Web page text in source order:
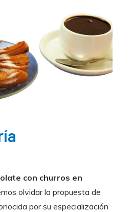
con churros en
olvidar la propuesta de
por su especialización